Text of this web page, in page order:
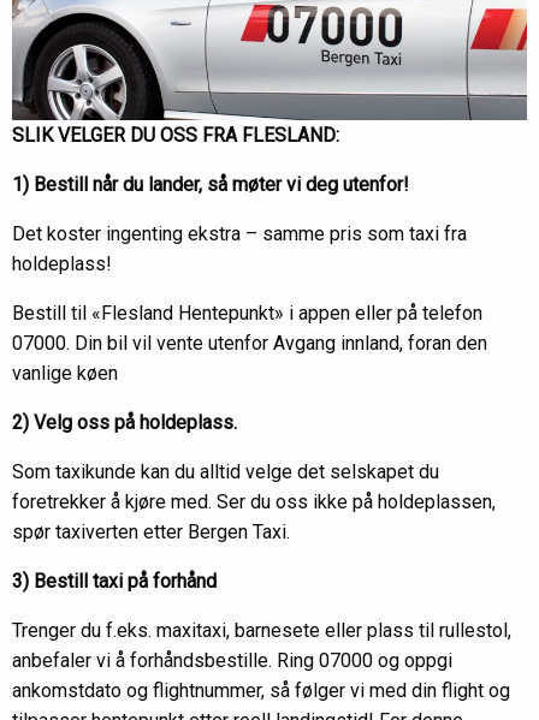
SLIK VELGER DU OSS FRA FLESLAND:
1) Bestill når du lander, så møter vi deg utenfor!
Det koster ingenting ekstra – samme pris som taxi fra
holdeplass!
Bestill til «Flesland Hentepunkt» i appen eller på telefon
07000. Din bil vil vente utenfor Avgang innland, foran den
vanlige køen
2) Velg oss på holdeplass.
Som taxikunde kan du alltid velge det selskapet du
foretrekker å kjøre med. Ser du oss ikke på holdeplassen,
spør taxiverten etter Bergen Taxi.
3) Bestill taxi på forhånd
Trenger du f.eks. maxitaxi, barnesete eller plass til rullestol,
anbefaler vi å forhåndsbestille. Ring 07000 og oppgi
ankomstdato og flightnummer, så følger vi med din flight og